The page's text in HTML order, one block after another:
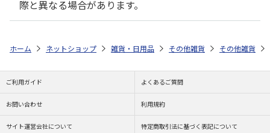
際と異なる場合があります。
ホーム ネットショップ 雑貨・日用品 その他雑貨 その他雑貨
ご利用ガイド よくあるご質問
お問い合わせ 利用規約
サイト運営会社について 特定商取引法に基づく表記について